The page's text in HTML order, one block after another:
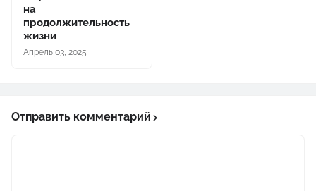
на
продолжительность
жизни
Апрель 03, 2025
Отправить комментарий